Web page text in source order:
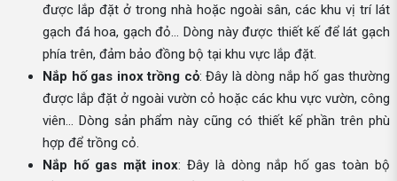
được lắp đặt ở trong nhà hoặc ngoài sân, các khu vị trí lát
gạch đá hoa, gạch đỏ… Dòng này được thiết kế để lát gạch
phía trên, đảm bảo đồng bộ tại khu vực lắp đặt.
Nắp hố gas inox trồng cỏ: Đây là dòng nắp hố gas thường
được lắp đặt ở ngoài vườn cỏ hoặc các khu vực vườn, công
viên… Dòng sản phẩm này cũng có thiết kế phần trên phù
hợp để trồng cỏ.
Nắp hố gas mặt inox: Đây là dòng nắp hố gas toàn bộ